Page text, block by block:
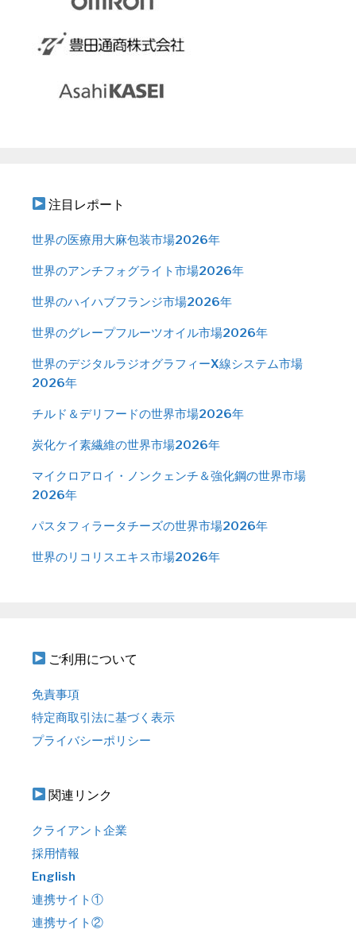
注目レポート
世界の医療用大麻包装市場2026年
世界のアンチフォグライト市場2026年
世界のハイハブフランジ市場2026年
世界のグレープフルーツオイル市場2026年
世界のデジタルラジオグラフィーX線システム市場
2026年
チルド＆デリフードの世界市場2026年
炭化ケイ素繊維の世界市場2026年
マイクロアロイ・ノンクェンチ＆強化鋼の世界市場
2026年
パスタフィラータチーズの世界市場2026年
世界のリコリスエキス市場2026年
ご利用について
免責事項
特定商取引法に基づく表示
プライバシーポリシー
関連リンク
クライアント企業
採用情報
English
連携サイト①
連携サイト②